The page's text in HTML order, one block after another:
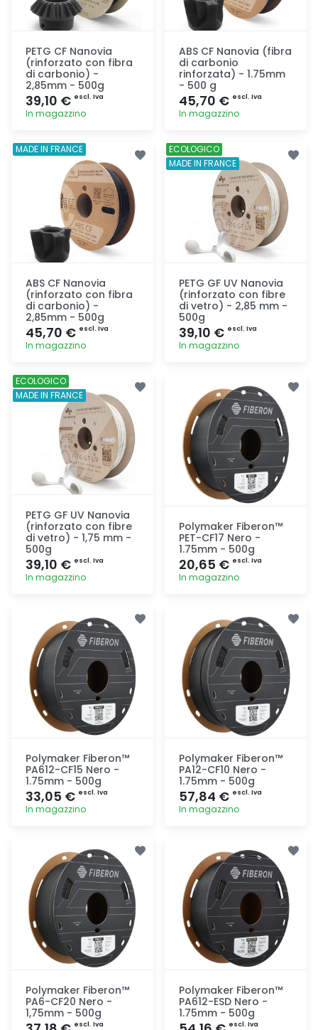
PETG CF Nanovia
(rinforzato con fibra
di carbonio) -
2,85mm - 500g
39,10 € escl. Iva
In magazzino
Aggiunta
ABS CF Nanovia (fibra
di carbonio
rinforzata) - 1.75mm
- 500 g
45,70 € escl. Iva
In magazzino
ABS CF Nanovia
(rinforzato con fibra
di carbonio) -
2,85mm - 500g
45,70 € escl. Iva
In magazzino
MADE IN FRANCE
PETG GF UV Nanovia
(rinforzato con fibre
di vetro) - 2,85 mm -
500g
39,10 € escl. Iva
In magazzino
ECOLOGICO
MADE IN FRANCE
PETG GF UV Nanovia
(rinforzato con fibre
di vetro) - 1,75 mm -
500g
39,10 € escl. Iva
In magazzino
ECOLOGICO
MADE IN FRANCE
Polymaker Fiberon™
PET-CF17 Nero -
1.75mm - 500g
20,65 € escl. Iva
In magazzino
Polymaker Fiberon™
PA612-CF15 Nero -
1.75mm - 500g
33,05 € escl. Iva
In magazzino
Polymaker Fiberon™
PA12-CF10 Nero -
1.75mm - 500g
57,84 € escl. Iva
In magazzino
Polymaker Fiberon™
PA6-CF20 Nero -
1,75mm - 500g
escl. Iva
Polymaker Fiberon™
PA612-ESD Nero -
1.75mm - 500g
escl. Iva